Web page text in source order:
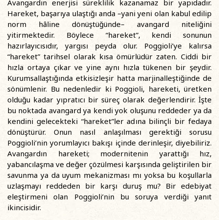
Avangardın enerjisi süreklilik kazanamaz bir yapıdadır.
Hareket, başarıya ulaştığı anda –yani yeni olan kabul edilip
norm hâline dönüştüğünde– avangard niteliğini
yitirmektedir. Böylece “hareket”, kendi sonunun
hazırlayıcısıdır, yargısı peyda olur. Poggioli’ye kalırsa
“hareket” tarihsel olarak kısa ömürlüdür zaten. Ciddi bir
hızla ortaya çıkar ve yine aynı hızla tükenen bir şeydir.
Kurumsallaştığında etkisizleşir hatta marjinalleştiğinde de
sönümlenir. Bu nedenledir ki Poggioli, hareketi, üretken
olduğu kadar yıpratıcı bir süreç olarak değerlendirir. İşte
bu noktada avangard ya kendi yok oluşunu reddeder ya da
kendini gelecekteki “hareket”ler adına bilinçli bir fedaya
dönüştürür. Onun nasıl anlaşılması gerektiği sorusu
Poggioli’nin yorumlayıcı bakışı içinde derinleşir, diyebiliriz.
Avangardın hareketi; modernitenin yarattığı hız,
yabancılaşma ve değer çözülmesi karşısında geliştirilen bir
savunma ya da uyum mekanizması mı yoksa bu koşullarla
uzlaşmayı reddeden bir karşı duruş mu? Bir edebiyat
eleştirmeni olan Poggioli’nin bu soruya verdiği yanıt
ikincisidir.